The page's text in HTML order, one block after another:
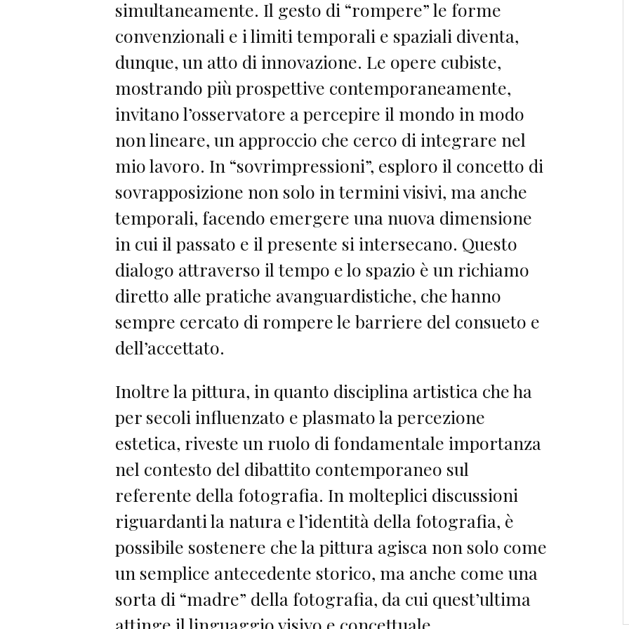
simultaneamente. Il gesto di “rompere” le forme
convenzionali e i limiti temporali e spaziali diventa,
dunque, un atto di innovazione. Le opere cubiste,
mostrando più prospettive contemporaneamente,
invitano l’osservatore a percepire il mondo in modo
non lineare, un approccio che cerco di integrare nel
mio lavoro. In “sovrimpressioni”, esploro il concetto di
sovrapposizione non solo in termini visivi, ma anche
temporali, facendo emergere una nuova dimensione
in cui il passato e il presente si intersecano. Questo
dialogo attraverso il tempo e lo spazio è un richiamo
diretto alle pratiche avanguardistiche, che hanno
sempre cercato di rompere le barriere del consueto e
dell’accettato.
Inoltre la pittura, in quanto disciplina artistica che ha
per secoli influenzato e plasmato la percezione
estetica, riveste un ruolo di fondamentale importanza
nel contesto del dibattito contemporaneo sul
referente della fotografia. In molteplici discussioni
riguardanti la natura e l’identità della fotografia, è
possibile sostenere che la pittura agisca non solo come
un semplice antecedente storico, ma anche come una
sorta di “madre” della fotografia, da cui quest’ultima